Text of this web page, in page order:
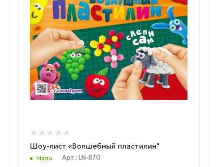
Шоу-лист «Волшебный пластилин"
Мало Арт.: LN-870